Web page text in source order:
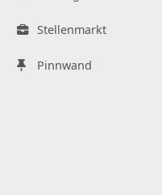
Stellenmarkt
Pinnwand